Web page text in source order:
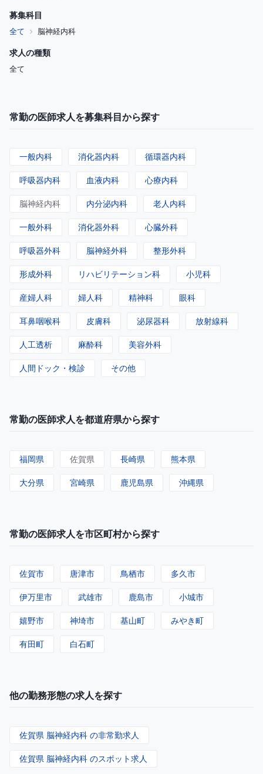
募集科目
全て 脳神経内科
求人の種類
全て
常勤の医師求人を募集科目から探す
一般内科 消化器内科 循環器内科
呼吸器内科 血液内科 心療内科
脳神経内科 内分泌内科 老人内科
一般外科 消化器外科 心臓外科
呼吸器外科 脳神経外科 整形外科
形成外科 リハビリテーション科 小児科
産婦人科 婦人科 精神科 眼科
耳鼻咽喉科 皮膚科 泌尿器科 放射線科
人工透析 麻酔科 美容外科
人間ドック・検診 その他
常勤の医師求人を都道府県から探す
福岡県 佐賀県 長崎県 熊本県
大分県 宮崎県 鹿児島県 沖縄県
常勤の医師求人を市区町村から探す
佐賀市 唐津市 鳥栖市 多久市
伊万里市 武雄市 鹿島市 小城市
嬉野市 神埼市 基山町 みやき町
有田町 白石町
他の勤務形態の求人を探す
佐賀県 脳神経内科 の非常勤求人
佐賀県 脳神経内科 のスポット求人